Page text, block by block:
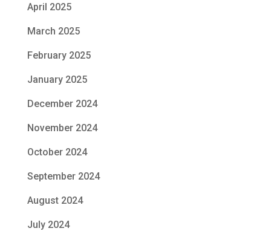
April 2025
March 2025
February 2025
January 2025
December 2024
November 2024
October 2024
September 2024
August 2024
July 2024